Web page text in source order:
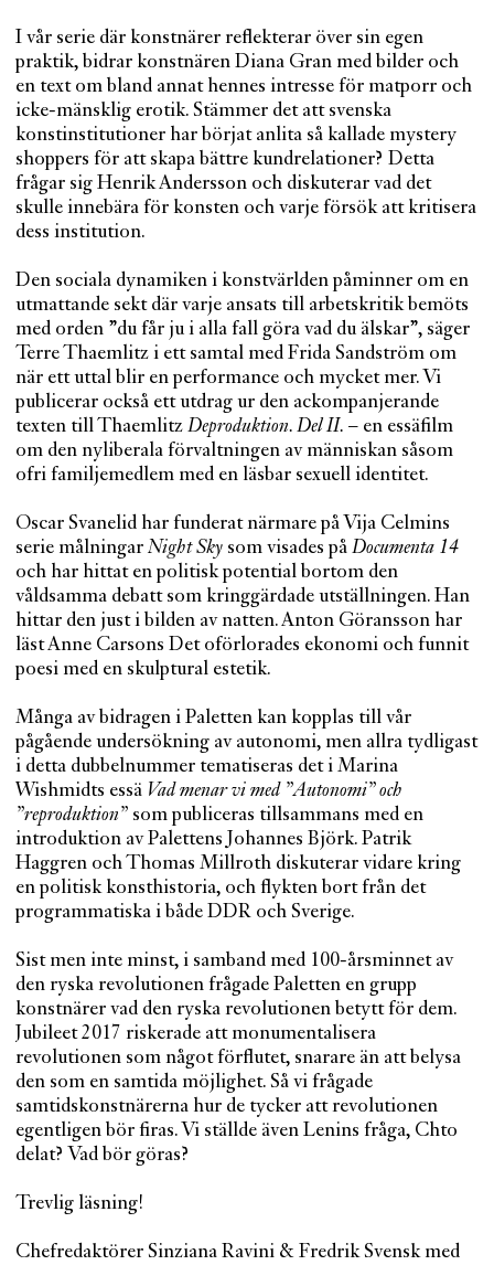
I vår serie där konstnärer reflekterar över sin egen
praktik, bidrar konstnären Diana Gran med bilder och
en text om bland annat hennes intresse för matporr och
icke-mänsklig erotik. Stämmer det att svenska
konstinstitutioner har börjat anlita så kallade mystery
shoppers för att skapa bättre kundrelationer? Detta
frågar sig Henrik Andersson och diskuterar vad det
skulle innebära för konsten och varje försök att kritisera
dess institution.
Den sociala dynamiken i konstvärlden påminner om en
utmattande sekt där varje ansats till arbetskritik bemöts
med orden ”du får ju i alla fall göra vad du älskar”, säger
Terre Thaemlitz i ett samtal med Frida Sandström om
när ett uttal blir en performance och mycket mer. Vi
publicerar också ett utdrag ur den ackompanjerande
texten till Thaemlitz Deproduktion. Del II. – en essäfilm
om den nyliberala förvaltningen av människan såsom
ofri familjemedlem med en läsbar sexuell identitet.
Oscar Svanelid har funderat närmare på Vija Celmins
serie målningar Night Sky som visades på Documenta 14
och har hittat en politisk potential bortom den
våldsamma debatt som kringgärdade utställningen. Han
hittar den just i bilden av natten. Anton Göransson har
läst Anne Carsons Det oförlorades ekonomi och funnit
poesi med en skulptural estetik.
Många av bidragen i Paletten kan kopplas till vår
pågående undersökning av autonomi, men allra tydligast
i detta dubbelnummer tematiseras det i Marina
Wishmidts essä Vad menar vi med ”Autonomi” och
”reproduktion” som publiceras tillsammans med en
introduktion av Palettens Johannes Björk. Patrik
Haggren och Thomas Millroth diskuterar vidare kring
en politisk konsthistoria, och flykten bort från det
programmatiska i både DDR och Sverige.
Sist men inte minst, i samband med 100-årsminnet av
den ryska revolutionen frågade Paletten en grupp
konstnärer vad den ryska revolutionen betytt för dem.
Jubileet 2017 riskerade att monumentalisera
revolutionen som något förflutet, snarare än att belysa
den som en samtida möjlighet. Så vi frågade
samtidskonstnärerna hur de tycker att revolutionen
egentligen bör firas. Vi ställde även Lenins fråga, Chto
delat? Vad bör göras?
Trevlig läsning!
Chefredaktörer Sinziana Ravini & Fredrik Svensk med